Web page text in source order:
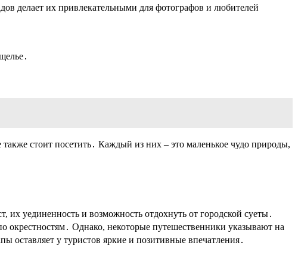
делает их привлекательными для фотографов и любителей
стоит посетить․ Каждый из них – это маленькое чудо природы,
уединенность и возможность отдохнуть от городской суеты․
окрестностям․ Однако, некоторые путешественники указывают на
оставляет у туристов яркие и позитивные впечатления․